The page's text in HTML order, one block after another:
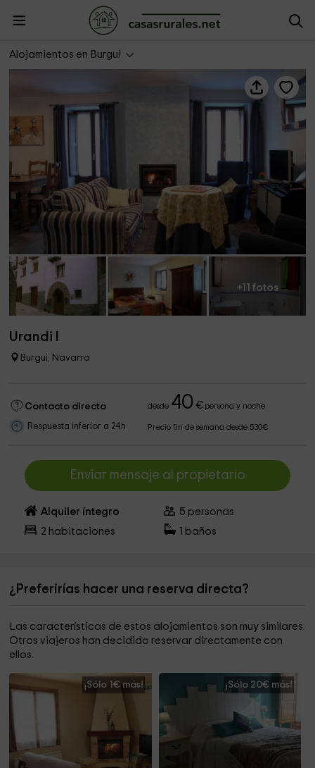
Alojamientos en Burgui
+11 fotos
Urandi I
Burgui, Navarra
Contacto directo desde 40 €persona y noche
Respuesta inferior a 24h Precio fin de semana desde 530€
Enviar mensaje al propietario
Alquiler íntegro 5 personas
2 habitaciones baños
¿Preferirías hacer una reserva directa?
Las características de estos alojamientos son muy similares.
Otros viajeros han decidido reservar directamente con
ellos.
¡Sólo 1€ más! ¡Sólo 20€ más!